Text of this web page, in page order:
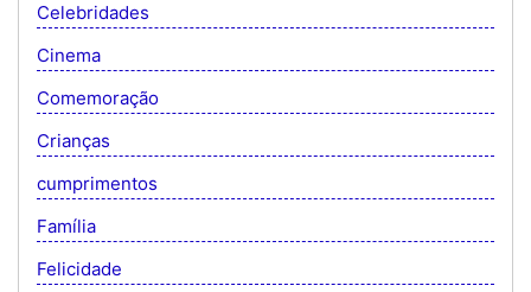
Celebridades
Cinema
Comemoração
Crianças
cumprimentos
Família
Felicidade